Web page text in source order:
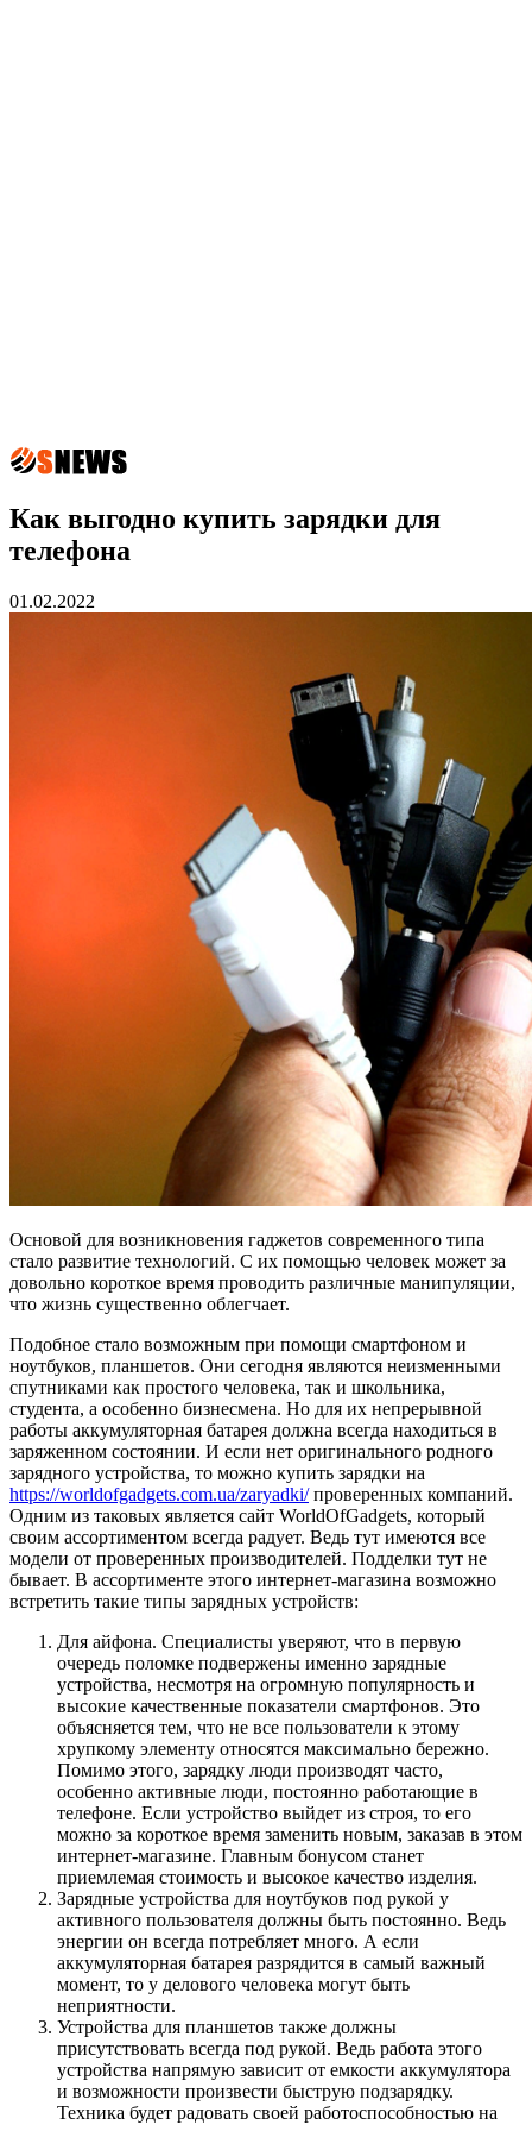
Как выгодно купить зарядки для
телефона
01.02.2022
Основой для возникновения гаджетов современного типа
стало развитие технологий. С их помощью человек может за
довольно короткое время проводить различные манипуляции,
что жизнь существенно облегчает.
Подобное стало возможным при помощи смартфоном и
ноутбуков, планшетов. Они сегодня являются неизменными
спутниками как простого человека, так и школьника,
студента, а особенно бизнесмена. Но для их непрерывной
работы аккумуляторная батарея должна всегда находиться в
заряженном состоянии. И если нет оригинального родного
зарядного устройства, то можно купить зарядки на
https://worldofgadgets.com.ua/zaryadki/проверенных компаний.
Одним из таковых является сайт WorldOfGadgets, который
своим ассортиментом всегда радует. Ведь тут имеются все
модели от проверенных производителей. Подделки тут не
бывает. В ассортименте этого интернет-магазина возможно
встретить такие типы зарядных устройств:
Для айфона. Специалисты уверяют, что в первую
очередь поломке подвержены именно зарядные
устройства, несмотря на огромную популярность и
высокие качественные показатели смартфонов. Это
объясняется тем, что не все пользователи к этому
хрупкому элементу относятся максимально бережно.
Помимо этого, зарядку люди производят часто,
особенно активные люди, постоянно работающие в
телефоне. Если устройство выйдет из строя, то его
можно за короткое время заменить новым, заказав в этом
интернет-магазине. Главным бонусом станет
приемлемая стоимость и высокое качество изделия.
Зарядные устройства для ноутбуков под рукой у
активного пользователя должны быть постоянно. Ведь
энергии он всегда потребляет много. А если
аккумуляторная батарея разрядится в самый важный
момент, то у делового человека могут быть
неприятности.
Устройства для планшетов также должны
присутствовать всегда под рукой. Ведь работа этого
устройства напрямую зависит от емкости аккумулятора
и возможности произвести быструю подзарядку.
Техника будет радовать своей работоспособностью на